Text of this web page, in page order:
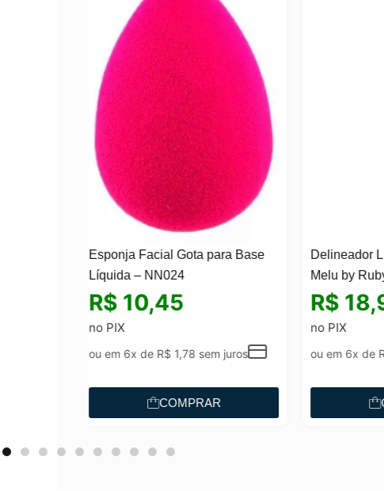
Delineador Líquido Preto – 3ml
Melu by Ruby Rose
R$18,91
no PIX
ou em 6x deR$3,22 sem juros
COMPRAR
Balm
Kiwi
R$